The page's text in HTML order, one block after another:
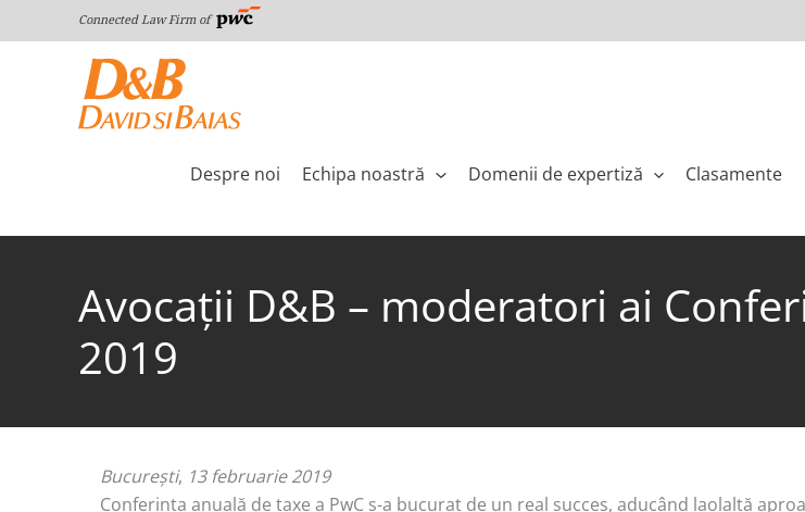
to
Connected Law Firm of
Despre noi Echipa noastră Domenii de expertiză Clasamente
Avocaţii D&B – moderatori ai
2019
București, 13 februarie 2019
Conferința anuală de taxe a PwC s-a bucurat de un real succes, aducând laolaltă